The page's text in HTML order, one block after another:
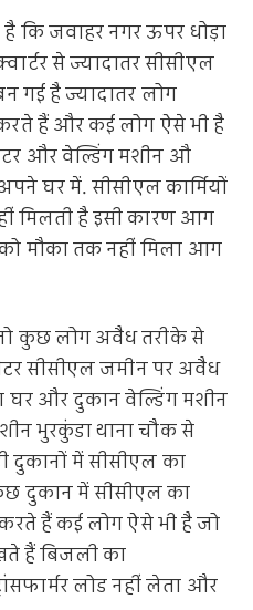
कि जवाहर नगर ऊपर धोड़ा
से ज्यादातर सीसीएल
गई है ज्यादातर लोग
हैं और कई लोग ऐसे भी है
और वेल्डिंग मशीन औ
घर में. सीसीएल कार्मियों
मिलती है इसी कारण आग
मौका तक नहीं मिला आग
जो कुछ लोग अवैध तरीके से
सीसीएल जमीन पर अवैध
घर और दुकान वेल्डिंग मशीन
भुरकुंडा थाना चौक से
दुकानों में सीसीएल का
दुकान में सीसीएल का
हैं कई लोग ऐसे भी है जो
हैं बिजली का
लोड नहीं लेता और